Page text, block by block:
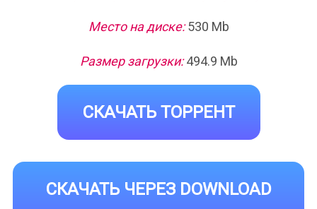
Место на диске:530 Mb
Размер загрузки:494.9 Mb
СКАЧАТЬ ТОРРЕНТ
СКАЧАТЬ ЧЕРЕЗ DOWNLOAD